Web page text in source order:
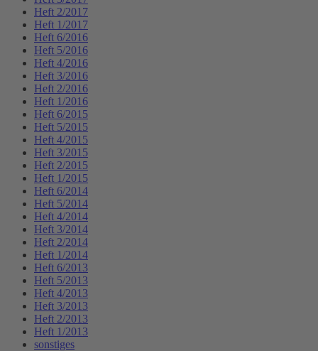
Heft 2/2017
Heft 1/2017
Heft 6/2016
Heft 5/2016
Heft 4/2016
Heft 3/2016
Heft 2/2016
Heft 1/2016
Heft 6/2015
Heft 5/2015
Heft 4/2015
Heft 3/2015
Heft 2/2015
Heft 1/2015
Heft 6/2014
Heft 5/2014
Heft 4/2014
Heft 3/2014
Heft 2/2014
Heft 1/2014
Heft 6/2013
Heft 5/2013
Heft 4/2013
Heft 3/2013
Heft 2/2013
Heft 1/2013
sonstiges